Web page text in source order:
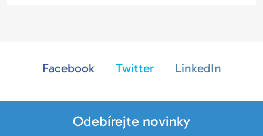
Facebook Twitter LinkedIn
Odebírejte novinky